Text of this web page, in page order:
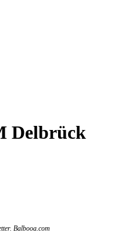
Delbrück
Balbooa.com